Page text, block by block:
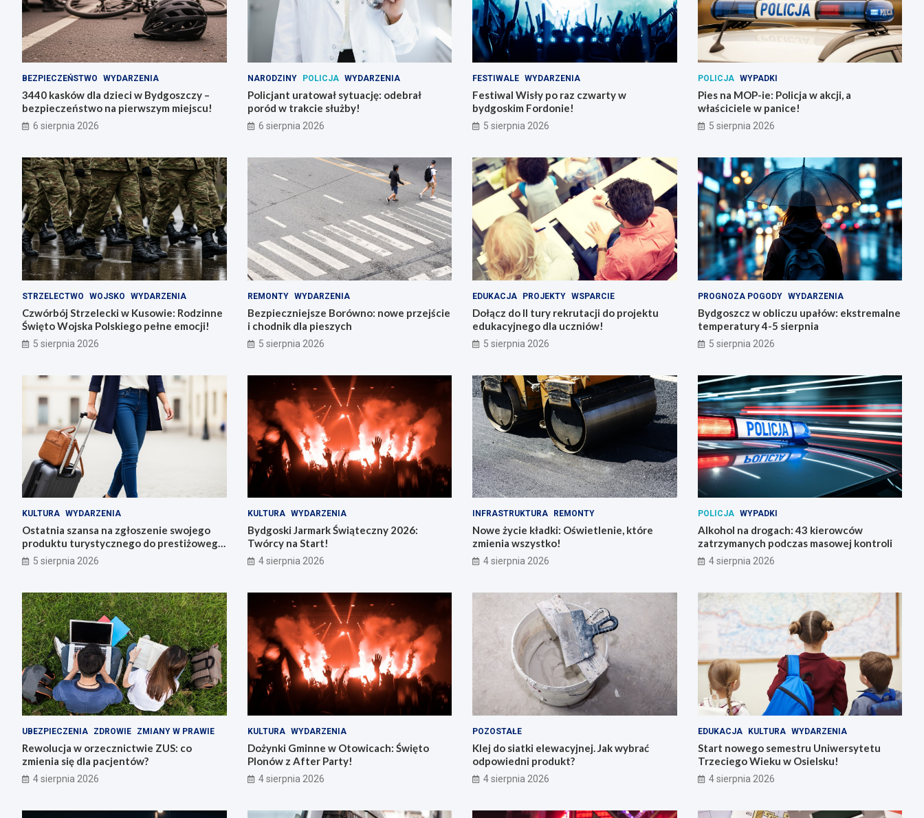
BEZPIECZEŃSTWO WYDARZENIA
3440 kasków dla dzieci w Bydgoszczy –
bezpieczeństwo na pierwszym miejscu!
6 sierpnia 2026
NARODZINY POLICJA WYDARZENIA
Policjant uratował sytuację: odebrał
poród w trakcie służby!
6 sierpnia 2026
FESTIWALE WYDARZENIA
Festiwal Wisły po raz czwarty w
bydgoskim Fordonie!
5 sierpnia 2026
POLICJA WYPADKI
Pies na MOP-ie: Policja w akcji, a
właściciele w panice!
5 sierpnia 2026
STRZELECTWO WOJSKO WYDARZENIA
Czwórbój Strzelecki w Kusowie: Rodzinne
Święto Wojska Polskiego pełne emocji!
5 sierpnia 2026
REMONTY WYDARZENIA
Bezpieczniejsze Borówno: nowe przejście
i chodnik dla pieszych
5 sierpnia 2026
EDUKACJA PROJEKTY WSPARCIE
Dołącz do II tury rekrutacji do projektu
edukacyjnego dla uczniów!
5 sierpnia 2026
PROGNOZA POGODY WYDARZENIA
Bydgoszcz w obliczu upałów: ekstremalne
temperatury 4-5 sierpnia
5 sierpnia 2026
KULTURA WYDARZENIA
Ostatnia szansa na zgłoszenie swojego
produktu turystycznego do prestiżowego
konkursu POT
5 sierpnia 2026
KULTURA WYDARZENIA
Bydgoski Jarmark Świąteczny 2026:
Twórcy na Start!
4 sierpnia 2026
INFRASTRUKTURA REMONTY
Nowe życie kładki: Oświetlenie, które
zmienia wszystko!
4 sierpnia 2026
POLICJA WYPADKI
Alkohol na drogach: 43 kierowców
zatrzymanych podczas masowej kontroli
4 sierpnia 2026
UBEZPIECZENIA ZDROWIE ZMIANY W PRAWIE
Rewolucja w orzecznictwie ZUS: co
zmienia się dla pacjentów?
4 sierpnia 2026
KULTURA WYDARZENIA
Dożynki Gminne w Otowicach: Święto
Plonów z After Party!
4 sierpnia 2026
POZOSTAŁE
Klej do siatki elewacyjnej. Jak wybrać
odpowiedni produkt?
4 sierpnia 2026
EDUKACJA KULTURA WYDARZENIA
Start nowego semestru Uniwersytetu
Trzeciego Wieku w Osielsku!
4 sierpnia 2026